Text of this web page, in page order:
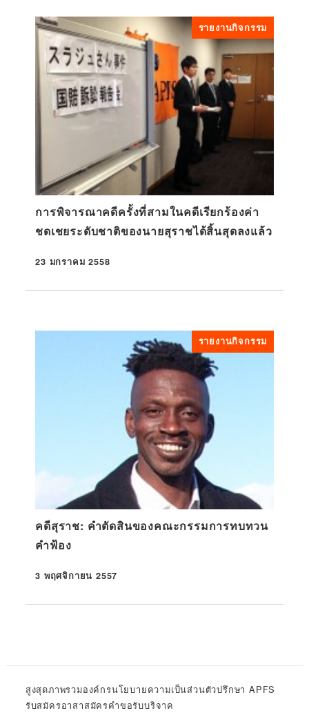
รายงานกิจกรรม
การพิจารณาคดีครั้งที่สามในคดีเรียกร้องค่า
ชดเชยระดับชาติของนายสุราชได้สิ้นสุดลงแล้ว
ที่ตีพิมพ์
23 มกราคม 2558
รายงานกิจกรรม
คดีสุราช: คำตัดสินของคณะกรรมการทบทวน
คำฟ้อง
ที่ตีพิมพ์
3 พฤศจิกายน 2557
สูงสุดภาพรวมองค์กรนโยบายความเป็นส่วนตัวปรึกษา APFS
รับสมัครอาสาสมัครคำขอรับบริจาค